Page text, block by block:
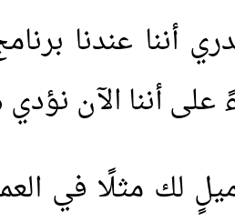
أننا عندنا
على أننا الآن
لك مثلًا في